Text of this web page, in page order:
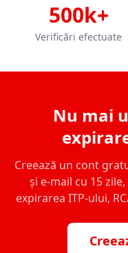
500k+
Verificări efectuate
Nu mai
Creează un cont
și e-mail cu 15
expirarea ITP-ului,